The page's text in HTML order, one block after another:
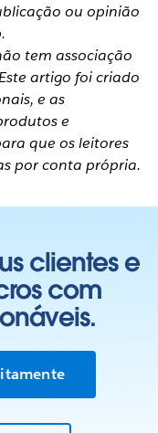
ou opinião
tem associação
artigo foi criado
e as
e
que os leitores
por conta própria.
clientes e
com